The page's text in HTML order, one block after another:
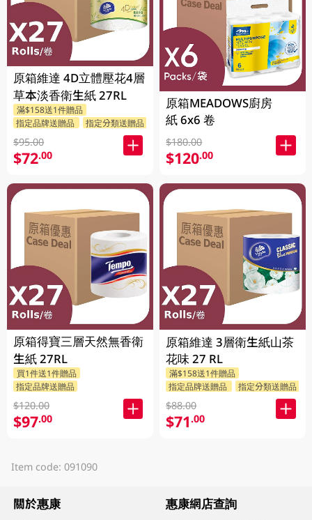
原箱維達 4D立體壓花4層
草本淡香衛生紙 27RL
滿$158送1件贈品
指定品牌送贈品
指定分類送贈品
$95.00
$72.00
原箱得寶三層天然無香衛
生紙 27RL
買1件送1件贈品
指定品牌送贈品
$120.00
$97.00
原箱MEADOWS廚房
紙 6x6 卷
$180.00
$120.00
原箱維達 3層衛生紙山茶
花味 27 RL
滿$158送1件贈品
指定品牌送贈品
指定分類送贈品
$88.00
$71.00
Item code: 091090
關於惠康 惠康網店查詢